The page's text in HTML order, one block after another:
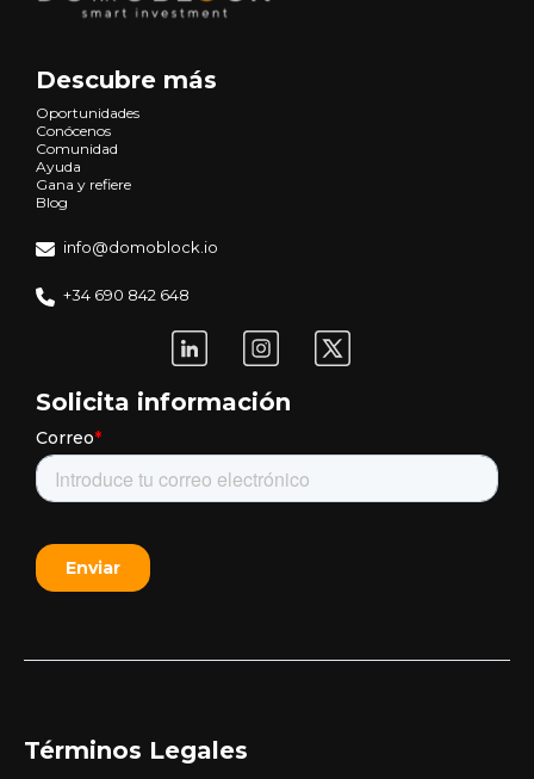
Descubre más
Oportunidades
Conócenos
Comunidad
Ayuda
Gana y refiere
Blog
info@domoblock.io
+34 690 842 648
Solicita información
Términos Legales